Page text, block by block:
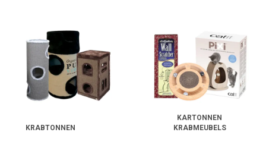
KRABTONNEN
KARTONNEN
KRABMEUBELS